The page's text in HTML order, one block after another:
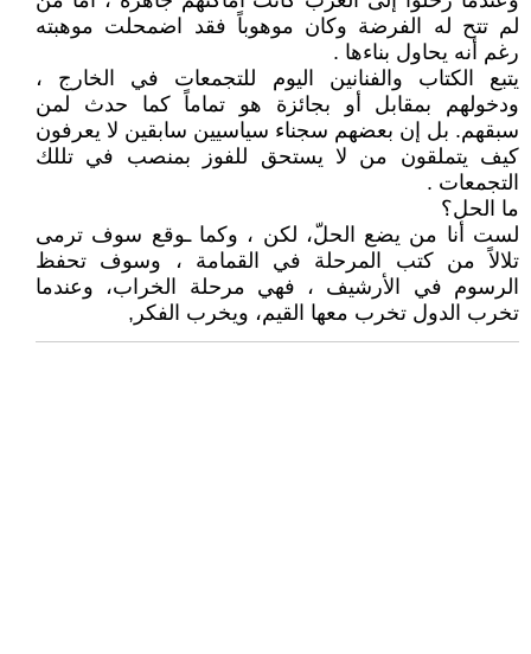
لم تتح له الفرضة وكان موهوباً فقد اضمحلت موهبته
رغم أنه يحاول بناءها .
يتبع الكتاب والفنانين اليوم للتجمعات في الخارج ،
ودخولهم بمقابل أو بجائزة هو تماماً كما حدث لمن
سبقهم. بل إن بعضهم سجناء سياسيين سابقين لا يعرفون
كيف يتملقون من لا يستحق للفوز بمنصب في تللك
التجمعات .
ما الحل؟
لست أنا من يضع الحلّ، لكن ، وكما ـوقع سوف ترمى
تلالاً من كتب المرحلة في القمامة ، وسوف تحفظ
الرسوم في الأرشيف ، فهي مرحلة الخراب، وعندما
تخرب الدول تخرب معها القيم، ويخرب الفكر,